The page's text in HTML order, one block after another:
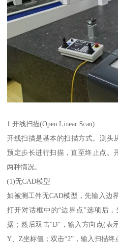
1.开线扫描(Open Linear Scan)
开线扫描是基本的扫描方式。测头
预定步长进行扫描，直至终止点。
两种情况。
(1)无CAD模型
如被测工件无CAD模型，先输入边
打开对话框中的“边界点”选项后
据；然后双击“D”，输入方向点(表
Y、Z坐标值；双击“2”，输入扫描终